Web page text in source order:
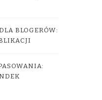
BLOGERÓW: